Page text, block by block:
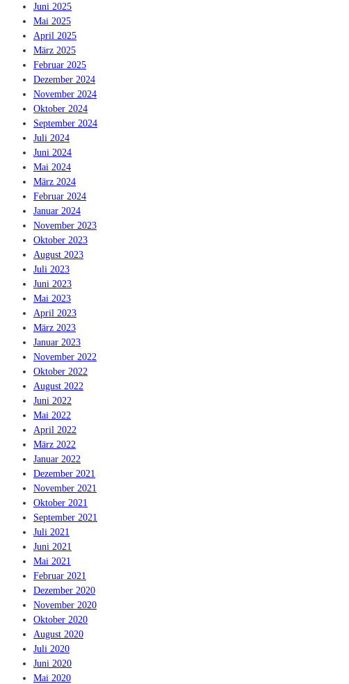
Juni 2025
Mai 2025
April 2025
März 2025
Februar 2025
Dezember 2024
November 2024
Oktober 2024
September 2024
Juli 2024
Juni 2024
Mai 2024
März 2024
Februar 2024
Januar 2024
November 2023
Oktober 2023
August 2023
Juli 2023
Juni 2023
Mai 2023
April 2023
März 2023
Januar 2023
November 2022
Oktober 2022
August 2022
Juni 2022
Mai 2022
April 2022
März 2022
Januar 2022
Dezember 2021
November 2021
Oktober 2021
September 2021
Juli 2021
Juni 2021
Mai 2021
Februar 2021
Dezember 2020
November 2020
Oktober 2020
August 2020
Juli 2020
Juni 2020
Mai 2020